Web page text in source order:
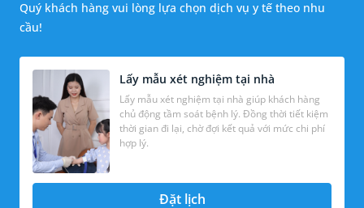
Quý khách hàng vui lòng lựa chọn dịch vụ y tế theo nhu
cầu!
Lấy mẫu xét nghiệm tại nhà
Lấy mẫu xét nghiệm tại nhà giúp khách hàng
chủ động tầm soát bệnh lý. Đồng thời tiết kiệm
thời gian đi lại, chờ đợi kết quả với mức chi phí
hợp lý.
Đặt lịch